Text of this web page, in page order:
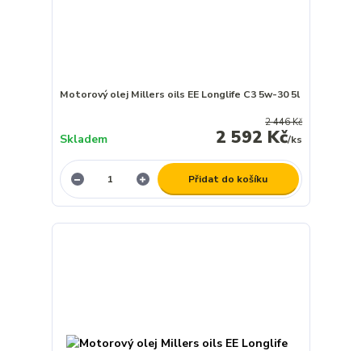
Motorový olej Millers oils EE Longlife C3 5w-30 5l
2 446 Kč
2 592 Kč/ks
Skladem
Přidat do košíku